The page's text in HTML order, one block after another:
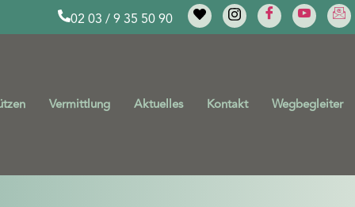
02 03 / 9 35 50 90
Vermittlung Aktuelles Kontakt Wegbegleiter